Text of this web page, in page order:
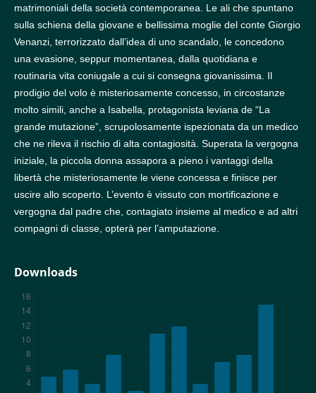
matrimoniali della società contemporanea. Le ali che spuntano
sulla schiena della giovane e bellissima moglie del conte Giorgio
Venanzi, terrorizzato dall’idea di uno scandalo, le concedono
una evasione, seppur momentanea, dalla quotidiana e
routinaria vita coniugale a cui si consegna giovanissima. Il
prodigio del volo è misteriosamente concesso, in circostanze
molto simili, anche a Isabella, protagonista leviana de “La
grande mutazione”, scrupolosamente ispezionata da un medico
che ne rileva il rischio di alta contagiosità. Superata la vergogna
iniziale, la piccola donna assapora a pieno i vantaggi della
libertà che misteriosamente le viene concessa e finisce per
uscire allo scoperto. L’evento è vissuto con mortificazione e
vergogna dal padre che, contagiato insieme al medico e ad altri
compagni di classe, opterà per l’amputazione.
Downloads